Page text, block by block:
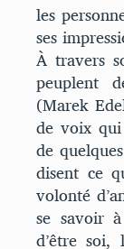
les
ses
À travers
peuplent
(Marek
de voix
de
disent ce
volonté
se savoir
d’être